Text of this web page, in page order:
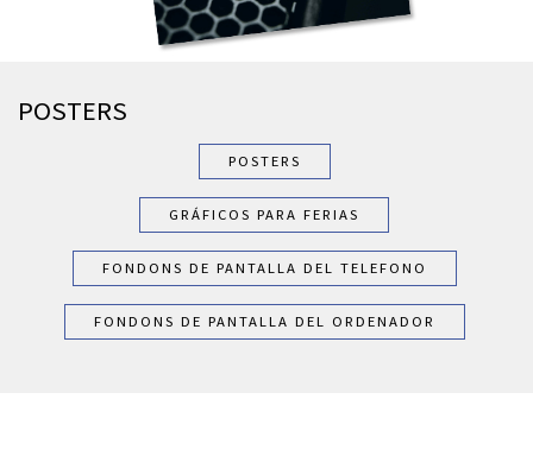
POSTERS
POSTERS
GRÁFICOS PARA FERIAS
FONDONS DE PANTALLA DEL TELEFONO
FONDONS DE PANTALLA DEL ORDENADOR